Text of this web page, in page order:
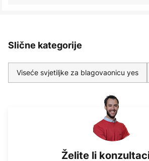
Slične kategorije
Viseće svjetiljke za blagovaonicu yes
Želite li